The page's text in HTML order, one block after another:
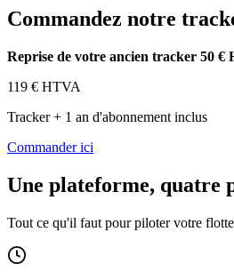
Commandez notre
Reprise de votre ancien tracker 50 €
119 € HTVA
Tracker + 1 an d'abonnement inclus
Commander ici
Une plateforme, quatre
Tout ce qu'il faut pour piloter votre